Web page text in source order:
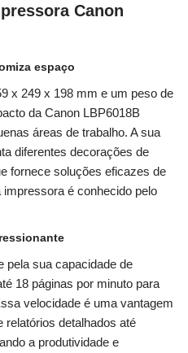
Canon
espaço
x 249 x 198 mm e um peso de
da Canon LBP6018B
áreas de trabalho. A sua
diferentes decorações de
fornece soluções eficazes de
é conhecido pelo
pela sua capacidade de
18 páginas por minuto para
velocidade é uma vantagem
relatórios detalhados até
a produtividade e